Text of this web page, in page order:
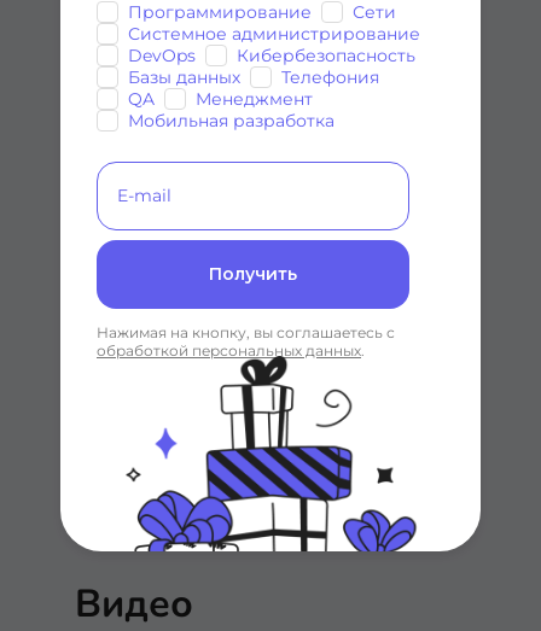
Программирование
Сети
Системное администрирование
DevOps
Кибербезопасность
Базы данных
Телефония
QA
Менеджмент
Мобильная разработка
Получить
Нажимая на кнопку, вы соглашаетесь с
обработкой персональных данных
5 курсов 3 курса
Тестирован
ие
3 курса
Менеджмен
Мобильная
разработка
3 курса
Видео